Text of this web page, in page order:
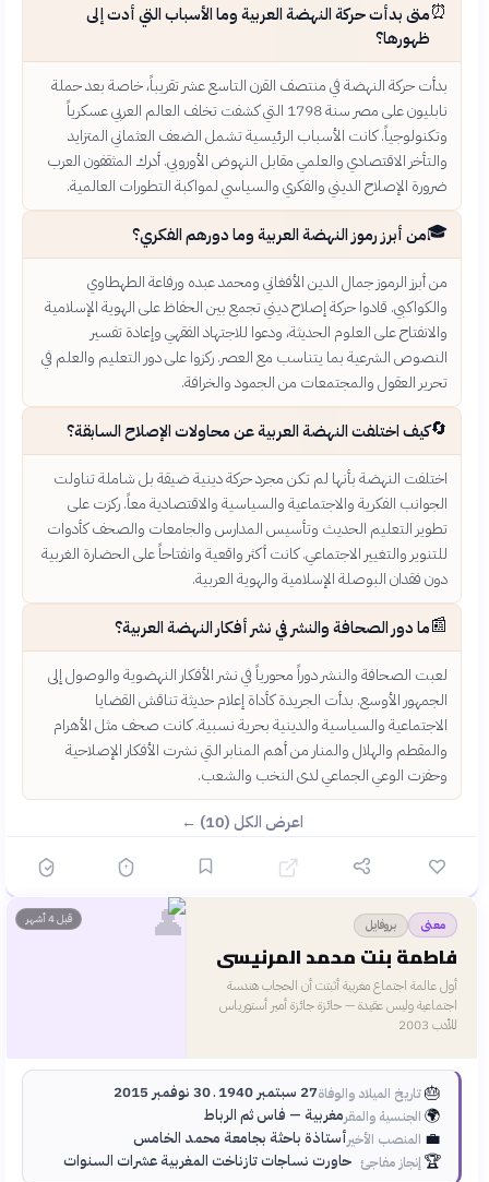
⏰متى بدأت حركة النهضة العربية وما الأسباب التي أدت إلى
ظهورها؟
بدأت حركة النهضة في منتصف القرن التاسع عشر تقريباً، خاصة بعد حملة
نابليون على مصر سنة 1798 التي كشفت تخلف العالم العربي عسكرياً
وتكنولوجياً. كانت الأسباب الرئيسية تشمل الضعف العثماني المتزايد
والتأخر الاقتصادي والعلمي مقابل النهوض الأوروبي. أدرك المثقفون العرب
ضرورة الإصلاح الديني والفكري والسياسي لمواكبة التطورات العالمية.
🎓من أبرز رموز النهضة العربية وما دورهم الفكري؟
من أبرز الرموز جمال الدين الأفغاني ومحمد عبده ورفاعة الطهطاوي
والكواكبي. قادوا حركة إصلاح ديني تجمع بين الحفاظ على الهوية الإسلامية
والانفتاح على العلوم الحديثة، ودعوا للاجتهاد الفقهي وإعادة تفسير
النصوص الشرعية بما يتناسب مع العصر. ركزوا على دور التعليم والعلم في
تحرير العقول والمجتمعات من الجمود والخرافة.
🔄كيف اختلفت النهضة العربية عن محاولات الإصلاح السابقة؟
اختلفت النهضة بأنها لم تكن مجرد حركة دينية ضيقة بل شاملة تناولت
الجوانب الفكرية والاجتماعية والسياسية والاقتصادية معاً. ركزت على
تطوير التعليم الحديث وتأسيس المدارس والجامعات والصحف كأدوات
للتنوير والتغيير الاجتماعي. كانت أكثر واقعية وانفتاحاً على الحضارة الغربية
دون فقدان البوصلة الإسلامية والهوية العربية.
📰ما دور الصحافة والنشر في نشر أفكار النهضة العربية؟
لعبت الصحافة والنشر دوراً محورياً في نشر الأفكار النهضوية والوصول إلى
الجمهور الأوسع. بدأت الجريدة كأداة إعلام حديثة تناقش القضايا
الاجتماعية والسياسية والدينية بحرية نسبية. كانت صحف مثل الأهرام
والمقطم والهلال والمنار من أهم المنابر التي نشرت الأفكار الإصلاحية
وحفزت الوعي الجماعي لدى النخب والشعب.
اعرض الكل (10) ←
معنى بروفايل
فاطمة بنت محمد المرنيسي
أول عالمة اجتماع مغربية أثبتت أن الحجاب هندسة
اجتماعية وليس عقيدة — حائزة جائزة أمير أستورياس
للأدب 2003
قبل 4 أشهر 👤
🎂تاريخ الميلاد والوفاة27 سبتمبر 1940 ـ 30 نوفمبر 2015
🌍 الجنسية والمقرمغربية — فاس ثم الرباط
💼 المنصب الأخيرأستاذة باحثة بجامعة محمد الخامس
🏆إنجاز مفاجئ حاورت نساجات تازناخت المغربية عشرات السنوات